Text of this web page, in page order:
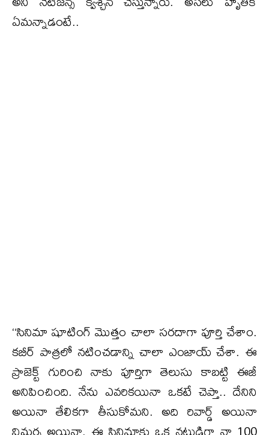
ఏమన్నాడంటే..
‘‘సినిమా షూటింగ్ మొత్తం చాలా సరదాగా పూర్తి చేశాం.
కబీర్ పాత్రలో నటించడాన్ని చాలా ఎంజాయ్ చేశా. ఈ
ప్రాజెక్ట్ గురించి నాకు పూర్తిగా తెలుసు కాబట్టి ఈజీ
అనిపించింది. నేను ఎవరికయినా ఒకటే చెప్తా.. దేనిని
అయినా తేలికగా తీసుకోమని. అది రివార్డ్ అయినా